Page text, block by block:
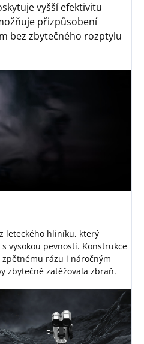
vyšší efektivitu
přizpůsobení
bez zbytečného rozptylu
leteckého hliníku, který
vysokou pevností. Konstrukce
rázu i náročným
zbytečně zatěžovala zbraň.